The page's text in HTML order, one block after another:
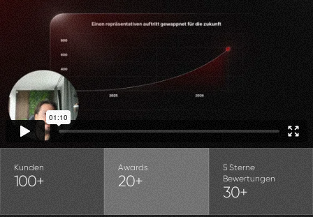
Kunden
100+
Awards
20+
5 Sterne
Bewertungen
30+